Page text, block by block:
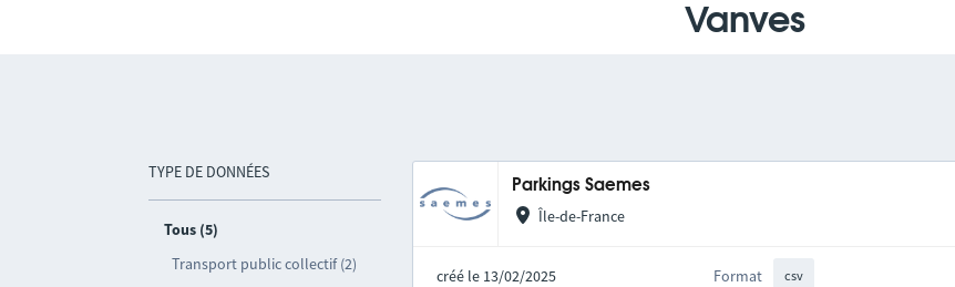
Vanves
TYPE DE DONNÉES
Tous (5)
Transport public collectif (2)
Parkings Saemes
Île-de-France
créé le 13/02/2025 Format csv